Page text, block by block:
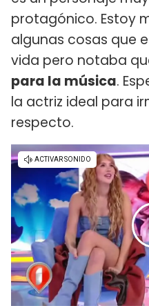
protagónico. Estoy
algunas cosas que
vida pero notaba
para la música.
la actriz ideal para
respecto.